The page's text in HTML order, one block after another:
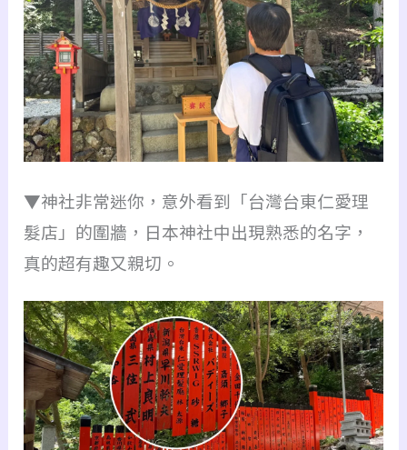
▼神社非常迷你，意外看到「台灣台東仁愛理
髮店」的圍牆，日本神社中出現熟悉的名字，
真的超有趣又親切。